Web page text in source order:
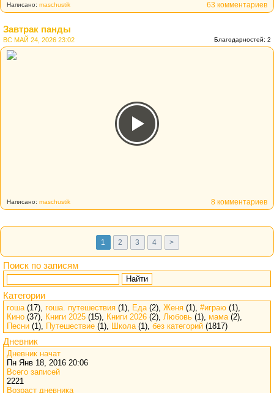
63 комментариев
Написано: maschustik
Завтрак панды
Благодарностей: 2
ВС МАЙ 24, 2026 23:02
8 комментариев
Написано: maschustik
1 2 3 4 >
Поиск по записям
Найти
Категории
гоша(17), гоша. путешествия (1), Еда(2), Женя (1), #играю (1),
Кино (37), Книги 2025 (15), Книги 2026 (2), Любовь (1), мама(2),
Песни (1), Путешествие (1), Школа(1), без категорий (1817)
Дневник
Дневник начат
Пн Янв 18, 2016 20:06
Всего записей
2221
Возраст дневника